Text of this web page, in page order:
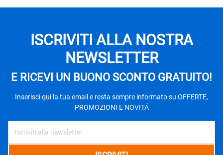
ISCRIVITI ALLA NOSTRA
NEWSLETTER
E RICEVI UN BUONO SCONTO GRATUITO!
Inserisci qui la tua email e resta sempre informato su OFFERTE,
PROMOZIONI E NOVITÁ